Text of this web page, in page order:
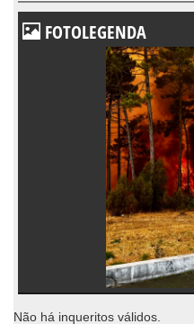
FOTOLEGENDA
Não há inqueritos válidos.